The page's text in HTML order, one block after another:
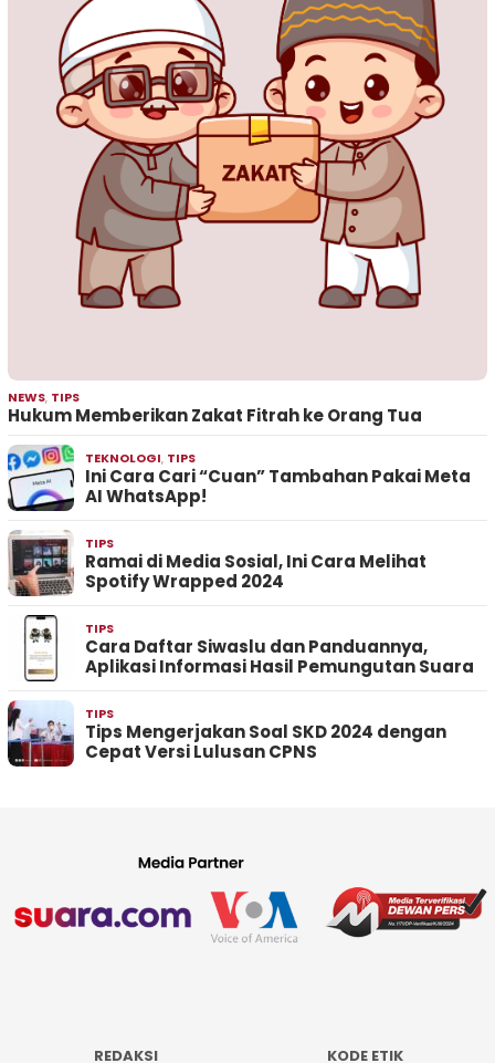
NEWS, TIPS
Hukum Memberikan Zakat Fitrah ke Orang Tua
TEKNOLOGI, TIPS
Ini Cara Cari “Cuan” Tambahan Pakai Meta
AI WhatsApp!
TIPS
Ramai di Media Sosial, Ini Cara Melihat
Spotify Wrapped 2024
TIPS
Cara Daftar Siwaslu dan Panduannya,
Aplikasi Informasi Hasil Pemungutan Suara
TIPS
Tips Mengerjakan Soal SKD 2024 dengan
Cepat Versi Lulusan CPNS
REDAKSI KODE ETIK